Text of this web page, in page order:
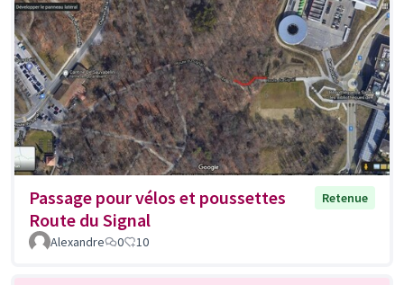
Passage pour vélos et poussettes
Route du Signal
Retenue
Alexandre 0 10